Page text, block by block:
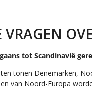
VRAGEN
tot Scandinavië
tonen Denemarken,
van Noord-Europa